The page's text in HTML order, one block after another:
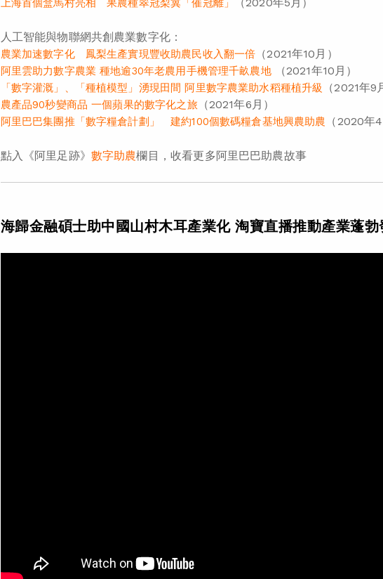
人工智能與物聯網共創農業數字化：
農業加速數字化 鳳梨生產實現豐收助農民收入翻一倍 （2021年10月）
阿里雲助力數字農業 種地逾30年老農用手機管理千畝農地（2021年10月）
「數字灌溉」、「種植模型」湧現田間 阿里數字農業助水稻種植升級 （2021年9
農產品90秒變商品 一個蘋果的數字化之旅 （2021年6月）
阿里巴巴集團推「數字糧倉計劃」 建約100個數碼糧倉基地興農助農 （2020年
點入《阿里足跡》 數字助農欄目，收看更多阿里巴巴助農故事
海歸金融碩士助中國山村木耳產業化 淘寶直播推動產業蓬勃